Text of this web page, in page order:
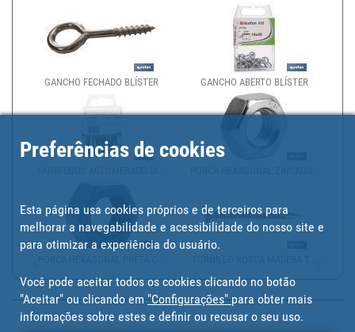
GANCHO FECHADO BLÍSTER GANCHO ABERTO BLÍSTER
Preferências de cookies
Esta página usa cookies próprios e de terceiros para
melhorar a navegabilidade e acessibilidade do nosso site e
para otimizar a experiência do usuário.
Você pode aceitar todos os cookies clicando no botão
"Aceitar" ou clicando em "Configurações" para obter mais
informações sobre estes e definir ou recusar o seu uso.